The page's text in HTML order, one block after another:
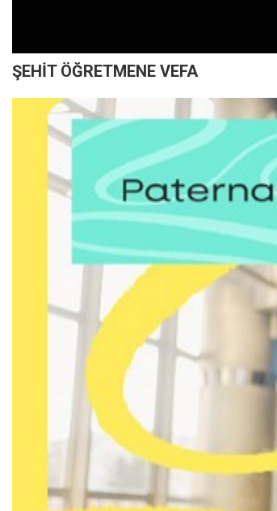
ŞEHİT ÖĞRETMENE VEFA